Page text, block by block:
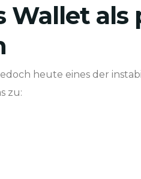
Wallet als
heute eines der
zu: